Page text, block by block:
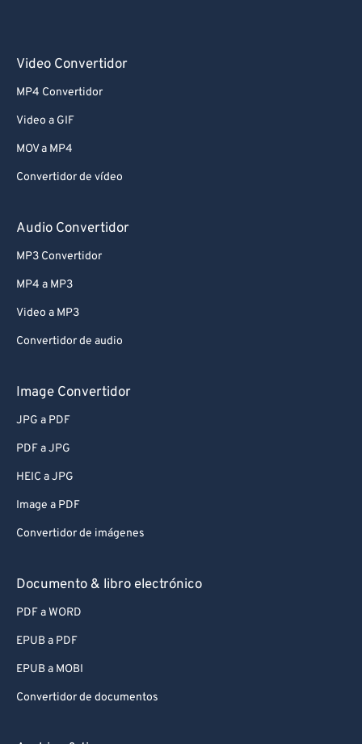
Video Convertidor
MP4 Convertidor
Video a GIF
MOV a MP4
Convertidor de vídeo
Audio Convertidor
MP3 Convertidor
MP4 a MP3
Video a MP3
Convertidor de audio
Image Convertidor
JPG a PDF
PDF a JPG
HEIC a JPG
Image a PDF
Convertidor de imágenes
Documento & libro electrónico
PDF a WORD
EPUB a PDF
EPUB a MOBI
Convertidor de documentos